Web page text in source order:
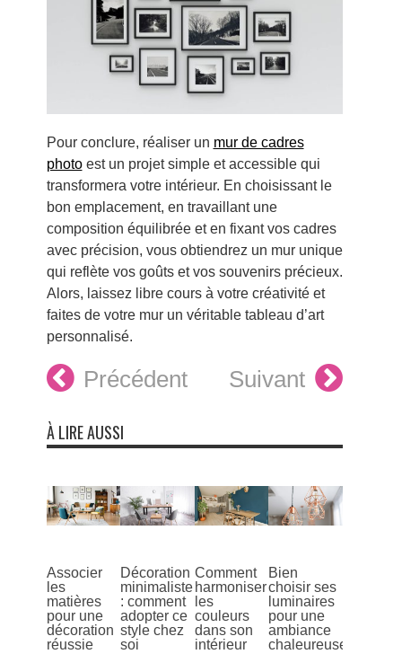
Pour conclure, réaliser un mur de cadres
photoest un projet simple et accessible qui
transformera votre intérieur. En choisissant le
bon emplacement, en travaillant une
composition équilibrée et en fixant vos cadres
avec précision, vous obtiendrez un mur unique
qui reflète vos goûts et vos souvenirs précieux.
Alors, laissez libre cours à votre créativité et
faites de votre mur un véritable tableau d’art
personnalisé.
Précédent Suivant
À LIRE AUSSI
Associer
les
matières
pour une
décoration
réussie
Décoration
minimaliste
: comment
adopter ce
style chez
soi
Comment
harmoniser
les
couleurs
dans son
intérieur
Bien
choisir ses
luminaires
pour une
ambiance
chaleureuse